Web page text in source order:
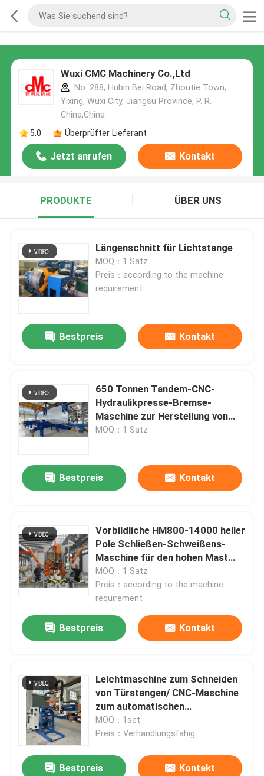
Wuxi CMC Machinery Co.,Ltd
No. 288, Hubin Bei Road, Zhoutie Town,
Yixing, Wuxi City, Jiangsu Province, P. R.
China,China
5.0
Überprüfter Lieferant
Jetzt anrufen Kontakt
PRODUKTE ÜBER UNS
Längenschnitt für Lichtstange
MOQ：1 Satz
Preis：according to the machine
requirement
Bestpreis Kontakt
650 Tonnen Tandem-CNC-
Hydraulikpresse-Bremse-
Maschine zur Herstellung von
leichten Stangen und hohen
MOQ：1 Satz
Bestpreis Kontakt
Vorbildliche HM800-14000 heller
Pole Schließen-Schweißens-
Maschine für den hohen Mast
Monopole
MOQ：1 Satz
Preis：according to the machine
requirement
Bestpreis Kontakt
Leichtmaschine zum Schneiden
von Türstangen/ CNC-Maschine
zum automatischen
Plasmaschneiden, Durchmesser
350 mm, Schlag 2000 mm
MOQ：1set
Preis：Verhandlungsfähig
Bestpreis Kontakt